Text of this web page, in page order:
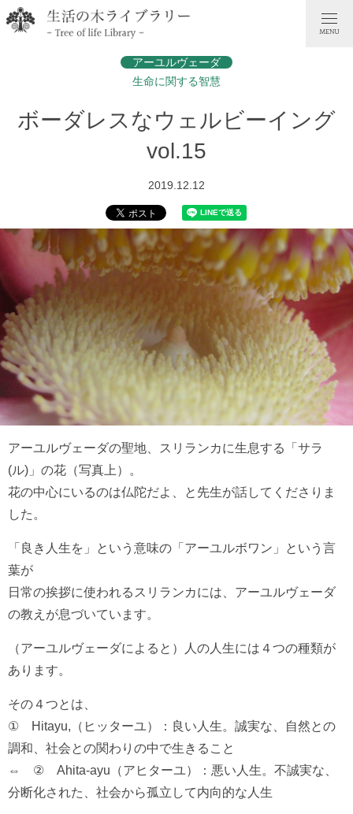
アーユルヴェーダ
生命に関する智慧
ボーダレスなウェルビーイング
vol.15
2019.12.12
アーユルヴェーダの聖地、スリランカに生息する「サラ
(ル)」の花（写真上）。
花の中心にいるのは仏陀だよ、と先生が話してくださりま
した。
「良き人生を」という意味の「アーユルボワン」という言
葉が
日常の挨拶に使われるスリランカには、アーユルヴェーダ
の教えが息づいています。
（アーユルヴェーダによると）人の人生には４つの種類が
あります。
その４つとは、
① Hitayu,（ヒッターユ）：良い人生。誠実な、自然との
調和、社会との関わりの中で生きること
⇔ ② Ahita-ayu（アヒターユ）：悪い人生。不誠実な、
分断化された、社会から孤立して内向的な人生